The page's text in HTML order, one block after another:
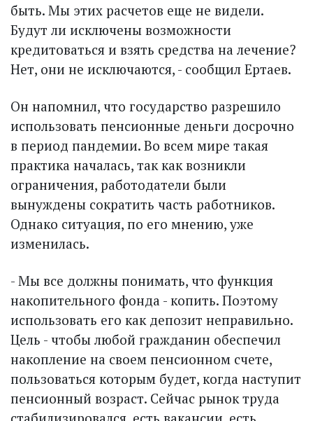
быть. Мы этих расчетов еще не видели.
Будут ли исключены возможности
кредитоваться и взять средства на лечение?
Нет, они не исключаются, - сообщил Ертаев.
Он напомнил, что государство разрешило
использовать пенсионные деньги досрочно
в период пандемии. Во всем мире такая
практика началась, так как возникли
ограничения, работодатели были
вынуждены сократить часть работников.
Однако ситуация, по его мнению, уже
изменилась.
- Мы все должны понимать, что функция
накопительного фонда - копить. Поэтому
использовать его как депозит неправильно.
Цель - чтобы любой гражданин обеспечил
накопление на своем пенсионном счете,
пользоваться которым будет, когда наступит
пенсионный возраст. Сейчас рынок труда